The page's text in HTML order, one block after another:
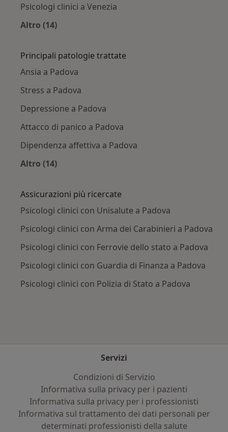
Psicologi clinici a Venezia
Altro (14)
Principali patologie trattate
Ansia a Padova
Stress a Padova
Depressione a Padova
Attacco di panico a Padova
Dipendenza affettiva a Padova
Altro (14)
Assicurazioni più ricercate
Psicologi clinici con Unisalute a Padova
Psicologi clinici con Arma dei Carabinieri a Padova
Psicologi clinici con Ferrovie dello stato a Padova
Psicologi clinici con Guardia di Finanza a Padova
Psicologi clinici con Polizia di Stato a Padova
Servizi
Condizioni di Servizio
Informativa sulla privacy per i pazienti
Informativa sulla privacy per i professionisti
Informativa sul trattamento dei dati personali per
determinati professionisti della salute